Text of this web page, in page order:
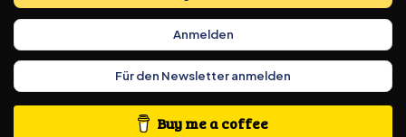
Anmelden
Für den Newsletter anmelden
Buy me a coffee